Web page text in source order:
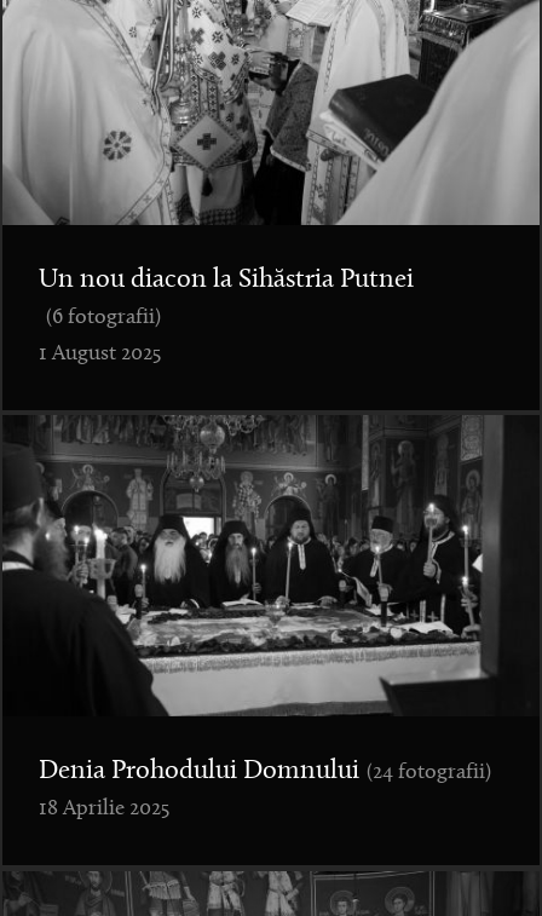
Un nou diacon la Sihăstria Putnei
(6 fotografii)
1 August 2025
Denia Prohodului Domnului (24 fotografii)
18 Aprilie 2025